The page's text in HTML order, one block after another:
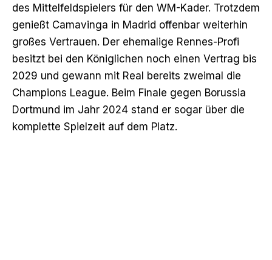
des Mittelfeldspielers für den WM-Kader. Trotzdem
genießt Camavinga in Madrid offenbar weiterhin
großes Vertrauen. Der ehemalige Rennes-Profi
besitzt bei den Königlichen noch einen Vertrag bis
2029 und gewann mit Real bereits zweimal die
Champions League. Beim Finale gegen Borussia
Dortmund im Jahr 2024 stand er sogar über die
komplette Spielzeit auf dem Platz.